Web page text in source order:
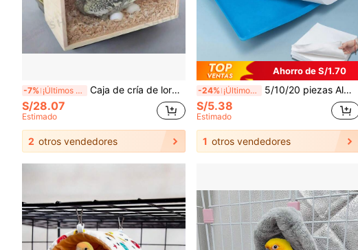
-7% ¡Últimos 3 días Caja de cría de loros de madera, nido de pájaro rectangular, nido de pájaro de madera para exteriores, percha para mascota de loro en casa
S/28.07
Estimado
2 otros vendedores
Ahorro de S/1.70
-24% ¡Últimos 3 días 5/10/20 piezas Almohadillas desechables para jaula de pájaros, Almohadillas absorbentes de tela no tejida para el fondo de la jaula de loros, Almohadillas engrosadas para la limpieza de excrementos de pájaros
S/5.38
Estimado
1 otros vendedores